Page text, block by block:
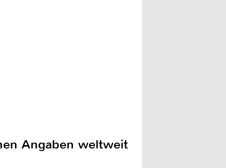
Angaben weltweit